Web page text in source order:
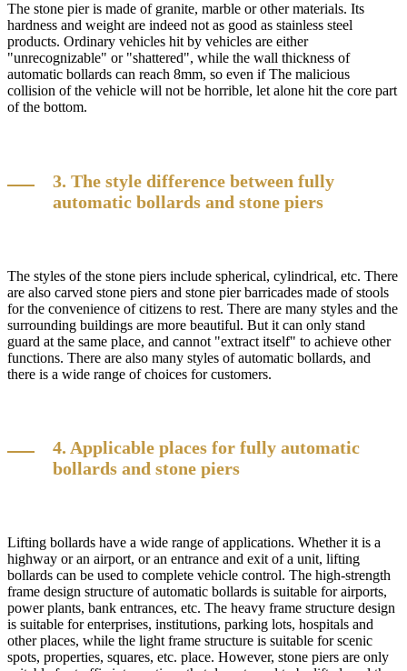
The stone pier is made of granite, marble or other materials. Its
hardness and weight are indeed not as good as stainless steel
products. Ordinary vehicles hit by vehicles are either
"unrecognizable" or "shattered", while the wall thickness of
automatic bollards can reach 8mm, so even if The malicious
collision of the vehicle will not be horrible, let alone hit the core part
of the bottom.
3. The style difference between fully
automatic bollards and stone piers
The styles of the stone piers include spherical, cylindrical, etc. There
are also carved stone piers and stone pier barricades made of stools
for the convenience of citizens to rest. There are many styles and the
surrounding buildings are more beautiful. But it can only stand
guard at the same place, and cannot "extract itself" to achieve other
functions. There are also many styles of automatic bollards, and
there is a wide range of choices for customers.
4. Applicable places for fully automatic
bollards and stone piers
Lifting bollards have a wide range of applications. Whether it is a
highway or an airport, or an entrance and exit of a unit, lifting
bollards can be used to complete vehicle control. The high-strength
frame design structure of automatic bollards is suitable for airports,
power plants, bank entrances, etc. The heavy frame structure design
is suitable for enterprises, institutions, parking lots, hospitals and
other places, while the light frame structure is suitable for scenic
spots, properties, squares, etc. place. However, stone piers are only